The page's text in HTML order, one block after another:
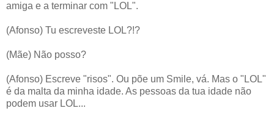
amiga e a terminar com "LOL".
(Afonso) Tu escreveste LOL?!?
(Mãe) Não posso?
(Afonso) Escreve "risos". Ou põe um Smile, vá. Mas o "LOL"
é da malta da minha idade. As pessoas da tua idade não
podem usar LOL...